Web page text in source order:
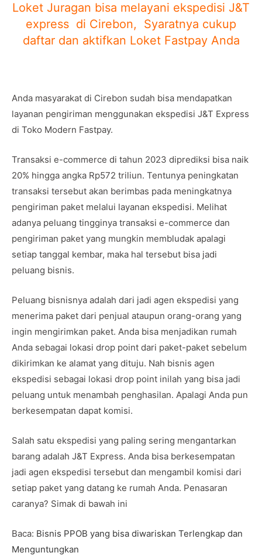
Loket Juragan bisa melayani ekspedisi J&T
express di Cirebon, Syaratnya cukup
daftar dan aktifkan Loket Fastpay Anda
Anda masyarakat di Cirebon sudah bisa mendapatkan
layanan pengiriman menggunakan ekspedisi J&T Express
di Toko Modern Fastpay.
Transaksi e-commerce di tahun 2023 diprediksi bisa naik
20% hingga angka Rp572 triliun. Tentunya peningkatan
transaksi tersebut akan berimbas pada meningkatnya
pengiriman paket melalui layanan ekspedisi. Melihat
adanya peluang tingginya transaksi e-commerce dan
pengiriman paket yang mungkin membludak apalagi
setiap tanggal kembar, maka hal tersebut bisa jadi
peluang bisnis.
Peluang bisnisnya adalah dari jadi agen ekspedisi yang
menerima paket dari penjual ataupun orang-orang yang
ingin mengirimkan paket. Anda bisa menjadikan rumah
Anda sebagai lokasi drop point dari paket-paket sebelum
dikirimkan ke alamat yang dituju. Nah bisnis agen
ekspedisi sebagai lokasi drop point inilah yang bisa jadi
peluang untuk menambah penghasilan. Apalagi Anda pun
berkesempatan dapat komisi.
Salah satu ekspedisi yang paling sering mengantarkan
barang adalah J&T Express. Anda bisa berkesempatan
jadi agen ekspedisi tersebut dan mengambil komisi dari
setiap paket yang datang ke rumah Anda. Penasaran
caranya? Simak di bawah ini
Baca: Bisnis PPOB yang bisa diwariskan Terlengkap dan
Menguntungkan